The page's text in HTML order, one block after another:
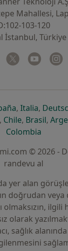
Mahallesi,
103-120
İstanbul, Türkiye
Facebook
yeni bir sekmede
Twitter
yeni birYoutube
yeni
açılır
sekmede açılır
yeni bir
, Italiayeni bir
,
açılır
yeni bir sekmede
, Chileyeni bir
, Brasilyeni
,
Colombia
© 2026 -
randevu al
yer alan
doğrudan veya
ilgili
olarak
sağlık